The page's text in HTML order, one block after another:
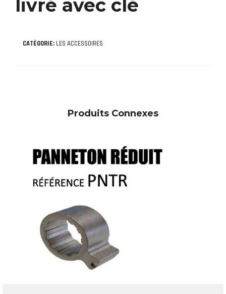
livré avec clé
CATÉGORIE: LES ACCESSOIRES
Produits Connexes